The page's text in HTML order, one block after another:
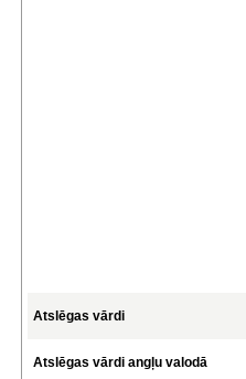
Atslēgas vārdi
Atslēgas vārdi angļu valodā